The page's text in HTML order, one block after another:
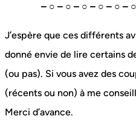
– ○ – ○ – ○ – ○ – ○ –
J’espère que ces différents
donné envie de lire certains
(ou pas). Si vous avez des
(récents ou non) à me
Merci d’avance.